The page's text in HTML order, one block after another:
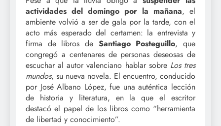
actividades del domingo por la mañana, el
ambiente volvió a ser de gala por la tarde, con el
acto más esperado del certamen: la entrevista y
firma de libros de Santiago Posteguillo, que
congregó a centenares de personas deseosas de
escuchar al autor valenciano hablar sobre Los tres
mundos, su nueva novela. El encuentro, conducido
por José Albano López, fue una auténtica lección
de historia y literatura, en la que el escritor
destacó el papel de los libros como “herramienta
de libertad y conocimiento”.